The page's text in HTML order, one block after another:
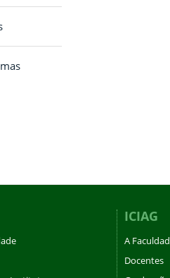
ICIAG
A
Docentes